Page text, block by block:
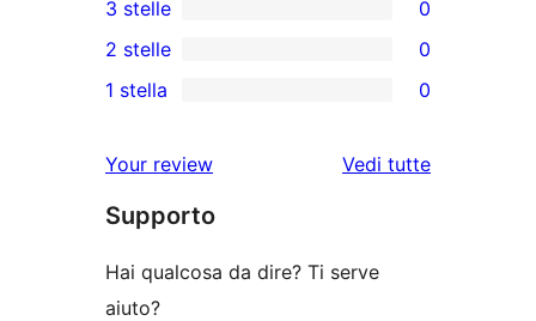
a
5-
stelle
recensioni
a
4-
0
recensioni
a
stelle
3 stelle 0
recensioni
2-
stelle
2 stelle 0
a
1-
1 stella 0
Your review Vedi tuttele
Supporto
Hai qualcosa da dire? Ti serve
aiuto?